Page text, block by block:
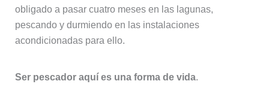
obligado a pasar cuatro meses en las lagunas,
pescando y durmiendo en las instalaciones
acondicionadas para ello.
Ser pescador aquí es una forma de vida.